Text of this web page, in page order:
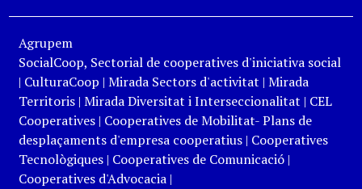
Agrupem
SocialCoop, Sectorial de cooperatives d'iniciativa social
| CulturaCoop | Mirada Sectors d'activitat | Mirada
Territoris| Mirada Diversitat i Interseccionalitat | CEL
Cooperatives| Cooperatives de Mobilitat- Plans de
desplaçaments d'empresa cooperatius| Cooperatives
Tecnològiques| Cooperatives de Comunicació|
Cooperatives d'Advocacia|